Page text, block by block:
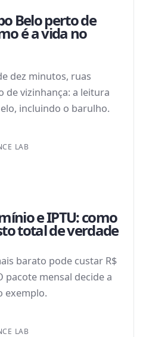
Belo perto de
é a vida no
dez minutos, ruas
de vizinhança: a leitura
incluindo o barulho.
LAB
e IPTU: como
total de verdade
barato pode custar R$
pacote mensal decide a
exemplo.
LAB